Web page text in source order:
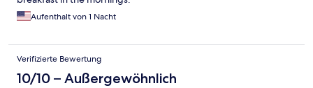
Aufenthalt von 1 Nacht
Verifizierte Bewertung
10/10 – Außergewöhnlich